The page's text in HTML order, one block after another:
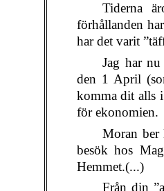
Tiderna
förhållanden
har det varit
Jag har nu
den 1 April
komma dit alls
för ekonomien.
Moran ber
besök hos
Hemmet.(...)
Från din